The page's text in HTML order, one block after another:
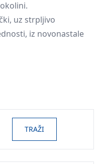
uz strpljivo
iz novonastale
TRAŽI